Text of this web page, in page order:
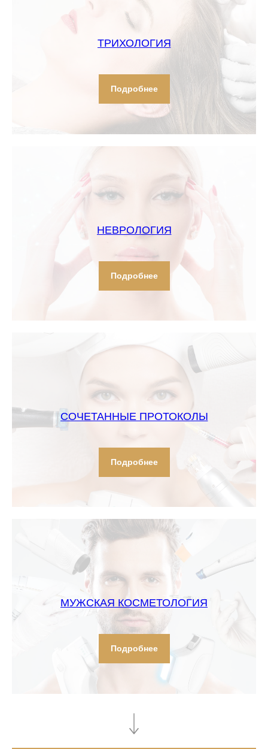
ТРИХОЛОГИЯ
Подробнее
НЕВРОЛОГИЯ
Подробнее
СОЧЕТАННЫЕ ПРОТОКОЛЫ
Подробнее
МУЖСКАЯ КОСМЕТОЛОГИЯ
Подробнее